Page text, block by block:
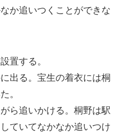
か追いつくことができな
置する。
出る。宝生の着衣には桐
。
ら追いかける。桐野は駅
ていてなかなか追いつけ